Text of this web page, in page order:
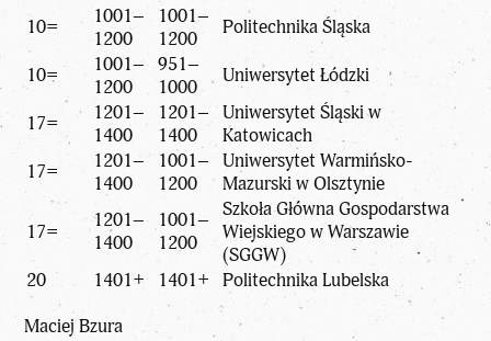
10=
1001–
1200
1001–
1200
Politechnika Śląska
10=
1001–
1200
951–
1000
Uniwersytet Łódzki
17=
1201–
1400
1201–
1400
Uniwersytet Śląski w
Katowicach
17=
1201–
1400
1001–
1200
Uniwersytet Warmińsko-
Mazurski w Olsztynie
17=
1201–
1400
1001–
1200
Szkoła Główna Gospodarstwa
Wiejskiego w Warszawie
(SGGW)
20
1401+ 1401+
Politechnika Lubelska
Maciej Bzura